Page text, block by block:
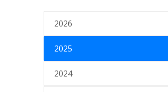
2026
2025
2024